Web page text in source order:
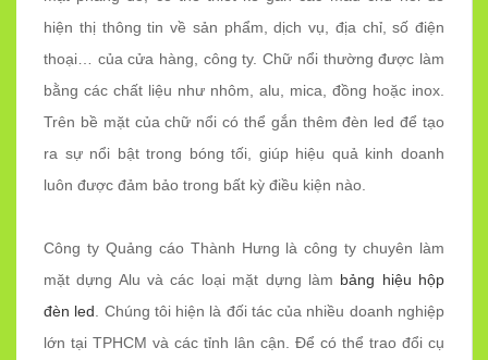
hiện thị thông tin về sản phẩm, dịch vụ, địa chỉ, số điện
thoại… của cửa hàng, công ty. Chữ nổi thường được làm
bằng các chất liệu như nhôm, alu, mica, đồng hoặc inox.
Trên bề mặt của chữ nổi có thể gắn thêm đèn led để tạo
ra sự nổi bật trong bóng tối, giúp hiệu quả kinh doanh
luôn được đảm bảo trong bất kỳ điều kiện nào.
Công ty Quảng cáo Thành Hưng là công ty chuyên làm
mặt dựng Alu và các loại mặt dựng làm bảng hiệu hộp
đèn led . Chúng tôi hiện là đối tác của nhiều doanh nghiệp
lớn tại TPHCM và các tỉnh lân cận. Để có thể trao đổi cụ